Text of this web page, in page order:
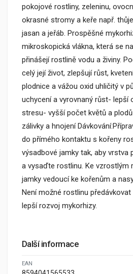
pokojové rostliny, zeleninu,
okrasné stromy a keře např.
jasan a jeřáb. Prospěšné
mikroskopická vlákna, která se
přinášejí rostlině vodu a živiny.
celý její život, zlepšují růst,
plodnice a vážou oxid uhličitý v
uchycení a vyrovnaný růst- lepší
stresu- vyšší počet květů a
zálivky a hnojení
do přímého kontaktu s kořeny
výsadbové jamky tak, aby vrstva
a vysaďte rostlinu. Ke vzrostlým
jamky vedoucí ke kořenům a
Není možné rostlinu
lepší rozvoj mykorhizy.
Další informace
EAN